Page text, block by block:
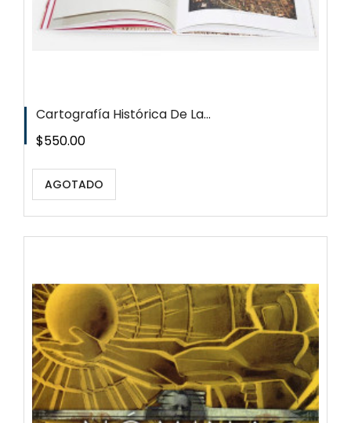
Cartografía Histórica De La...
Precio
$550.00
AGOTADO